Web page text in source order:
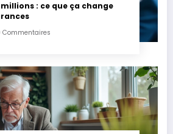
: ce que ça change
Commentaires